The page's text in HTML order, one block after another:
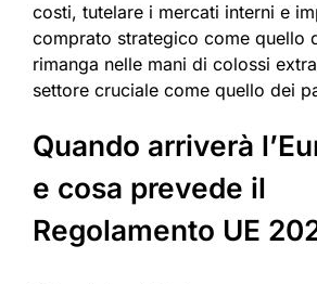
costi, tutelare i mercati interni e
comprato strategico come quello
rimanga nelle mani di colossi
settore cruciale come quello dei
Quando arriverà
e cosa prevede il
Regolamento UE